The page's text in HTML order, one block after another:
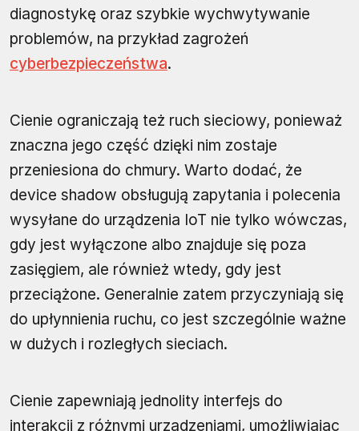
diagnostykę oraz szybkie wychwytywanie
problemów, na przykład zagrożeń
cyberbezpieczeństwa.
Cienie ograniczają też ruch sieciowy, ponieważ
znaczna jego część dzięki nim zostaje
przeniesiona do chmury. Warto dodać, że
device shadow obsługują zapytania i polecenia
wysyłane do urządzenia IoT nie tylko wówczas,
gdy jest wyłączone albo znajduje się poza
zasięgiem, ale również wtedy, gdy jest
przeciążone. Generalnie zatem przyczyniają się
do upłynnienia ruchu, co jest szczególnie ważne
w dużych i rozległych sieciach.
Cienie zapewniają jednolity interfejs do
interakcji z różnymi urządzeniami, umożliwiając